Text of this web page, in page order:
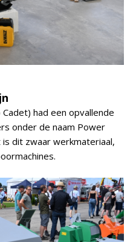
had een opvallende
onder de naam Power
dit zwaar werkmateriaal,